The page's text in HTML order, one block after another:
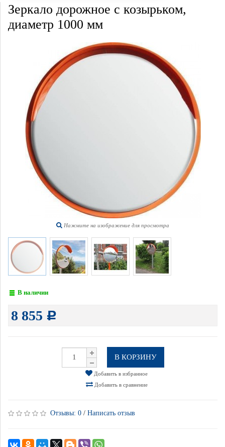
Зеркало дорожное с козырьком,
диаметр 1000 мм
Нажмите на изображение для просмотра
В наличии
8 855 Р
В КОРЗИНУ
Добавить в избранное
Добавить в сравнение
Отзывы: 0 / Написать отзыв